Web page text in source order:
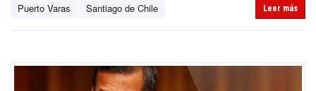
Puerto Varas Santiago de Chile Leer más